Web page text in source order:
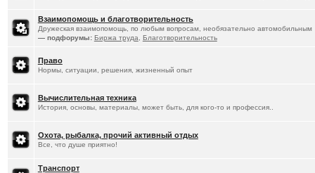
Взаимопомощь и благотворительность
Дружеская взаимопомощь, по любым вопросам, необязательно автомобильным
— подфорумы: Биржа труда Благотворительность
Право
Нормы, ситуации, решения, жизненный опыт
Вычислительная техника
История, основы, материалы, может быть, для кого-то и профессия..
Охота, рыбалка, прочий активный отдых
Все, что душе приятно!
Транспорт